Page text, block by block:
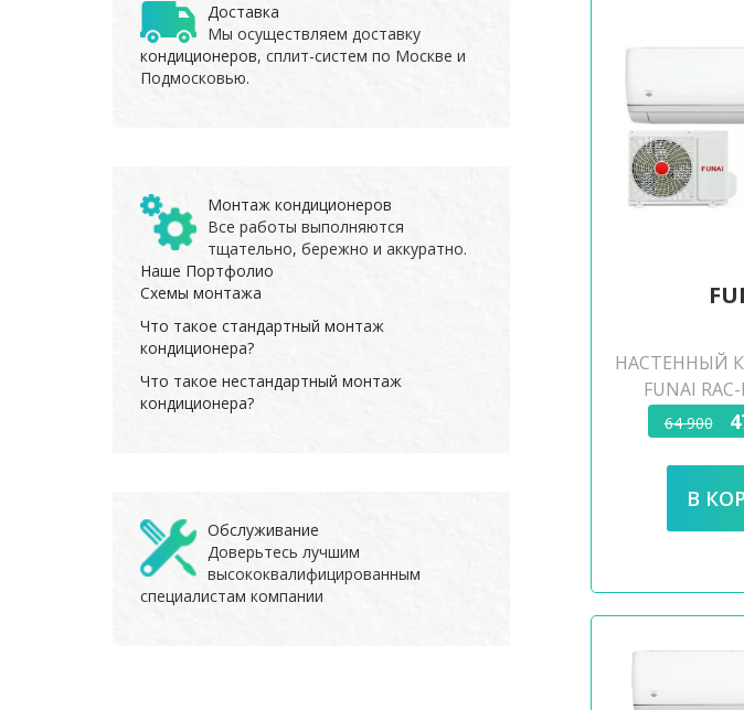
Доставка
Мы осуществляем доставку
кондиционеров, сплит-систем по Москве и
Подмосковью.
Монтаж кондиционеров
Все работы выполняются
тщательно, бережно и аккуратно.
Наше Портфолио
Схемы монтажа
Что такое стандартный монтаж
кондиционера?
Что такое нестандартный монтаж
кондиционера?
Обслуживание
Доверьтесь лучшим
высококвалифицированным
специалистам компании
НАСТЕННЫЙ
FUNAI
64 900